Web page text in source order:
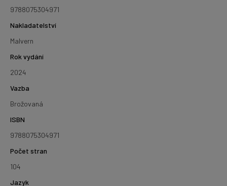
9788075304971
Nakladatelství
Malvern
Rok vydání
2024
Vazba
Brožovaná
ISBN
9788075304971
Počet stran
104
Jazyk